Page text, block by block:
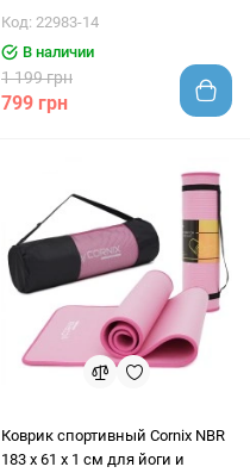
Код: 22983-14
В наличии
1 199 грн
799 грн
Коврик спортивный Cornix NBR
183 x 61 x 1 cм для йоги и